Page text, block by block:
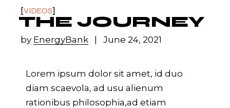
VIDEOS
THE JOURNEY
by EnergyBank June 24, 2021
Lorem ipsum dolor sit amet, id duo
diam scaevola, ad usu alienum
rationibus philosophia,ad etiam